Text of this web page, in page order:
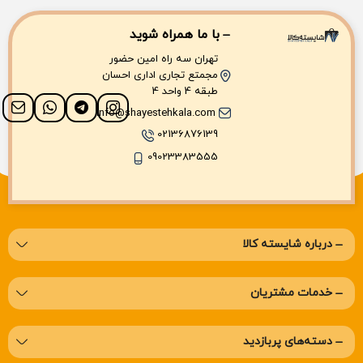
با ما همراه شوید
تهران سه راه امین حضور
مجمتع تجاری اداری احسان
طبقه 4 واحد 4
info@shayestehkala.com
02136876139
09023383555
درباره‌ شایسته کالا
خدمات مشتریان
دسته‌های پربازدید